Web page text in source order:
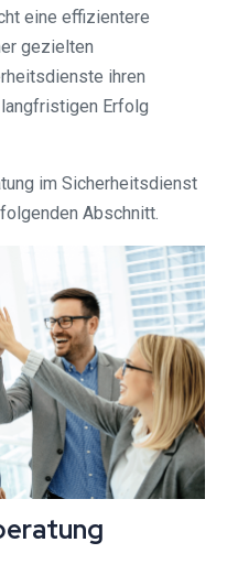
eine effizientere
gezielten
ihren
Erfolg
im Sicherheitsdienst
Abschnitt.